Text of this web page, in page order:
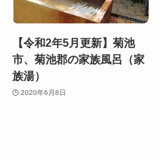
【令和2年5月更新】菊池
市、菊池郡の家族風呂（家
族湯）
2020年6月8日